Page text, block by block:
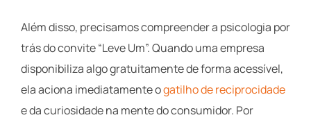
Além disso, precisamos compreender a psicologia por
trás do convite “Leve Um”. Quando uma empresa
disponibiliza algo gratuitamente de forma acessível,
ela aciona imediatamente ogatilho de reciprocidade
e da curiosidade na mente do consumidor. Por